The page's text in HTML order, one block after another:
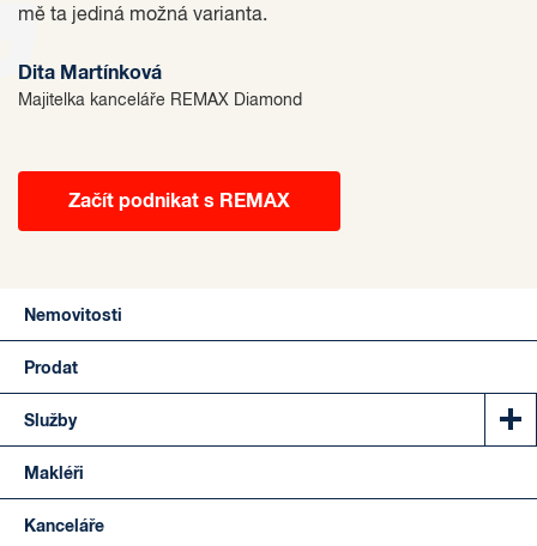
mě ta jediná možná varianta.
Dita Martínková
Majitelka kanceláře REMAX Diamond
Začít podnikat s REMAX
Nemovitosti
Prodat
Služby
Makléři
Kanceláře